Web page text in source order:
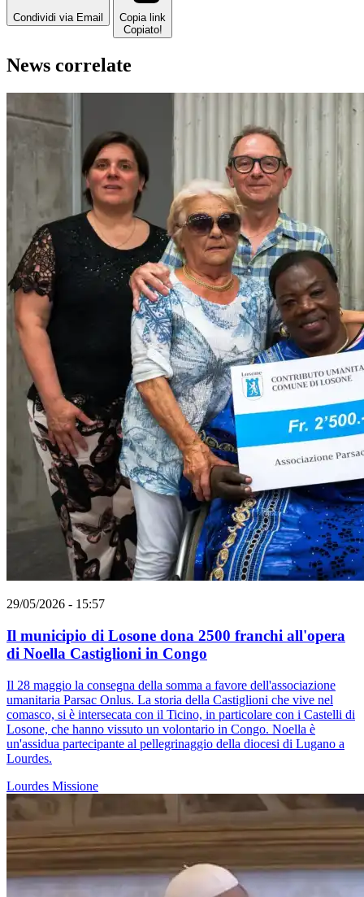
Condividi via Email
Copia link
Copiato!
News correlate
29/05/2026 - 15:57
Il municipio di Losone dona 2500 franchi all'opera
di Noella Castiglioni in Congo
Il 28 maggio la consegna della somma a favore dell'associazione
umanitaria Parsac Onlus. La storia della Castiglioni che vive nel
comasco, si è intersecata con il Ticino, in particolare con i Castelli di
Losone, che hanno vissuto un volontario in Congo. Noella è
un'assidua partecipante al pellegrinaggio della diocesi di Lugano a
Lourdes.
Lourdes Missione